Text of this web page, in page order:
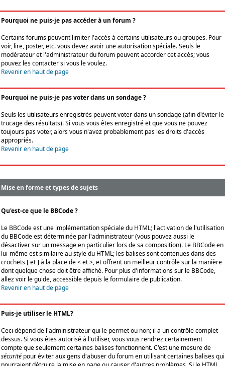
Pourquoi ne puis-je pas accéder à un forum ?
Certains forums peuvent limiter l'accès à certains utilisateurs ou groupes. Pour
voir, lire, poster, etc. vous devez avoir une autorisation spéciale. Seuls le
modérateur et l'administrateur du forum peuvent accorder cet accès; vous
pouvez les contacter si vous le voulez.
Revenir en haut de page
Pourquoi ne puis-je pas voter dans un sondage ?
Seuls les utilisateurs enregistrés peuvent voter dans un sondage (afin d'éviter le
trucage des résultats). Si vous vous êtes enregistré et que vous ne pouvez
toujours pas voter, alors vous n'avez probablement pas les droits d'accès
appropriés.
Revenir en haut de page
Mise en forme et types de sujets
Qu'est-ce que le BBCode ?
Le BBCode est une implémentation spéciale du HTML; l'activation de l'utilisation
du BBCode est déterminée par l'administrateur (vous pouvez aussi le
désactiver sur un message en particulier lors de sa composition). Le BBCode en
lui-même est similaire au style du HTML; les balises sont contenues dans des
crochets [ et ] à la place de < et >, et offrent un meilleur contrôle sur la manière
dont quelque chose doit être affiché. Pour plus d'informations sur le BBCode,
allez voir le guide, accessible depuis le formulaire de publication.
Revenir en haut de page
Puis-je utiliser le HTML?
Ceci dépend de l'administrateur qui le permet ou non; il a un contrôle complet
dessus. Si vous êtes autorisé à l'utiliser, vous vous rendrez certainement
compte que seulement certaines balises fonctionnent. C'est une mesure de
sécurité pour éviter aux gens d'abuser du forum en utilisant certaines balises qui